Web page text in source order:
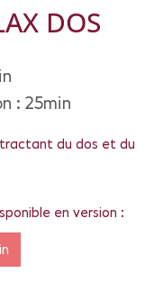
DOS
: 25min
du dos et du
en version :